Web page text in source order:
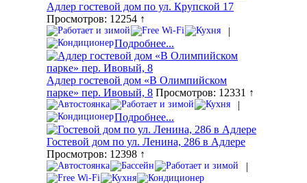
Адлер гостевой дом по ул. Крупской 17
Просмотров: 12254 ↑
|
Подробнее...
Адлер гостевой дом «В Олимпийском
парке» пер. Ивовый, 8 Просмотров: 12331 ↑
|
Подробнее...
Гостевой дом по ул. Ленина, 286 в Адлере
Просмотров: 12398 ↑
|